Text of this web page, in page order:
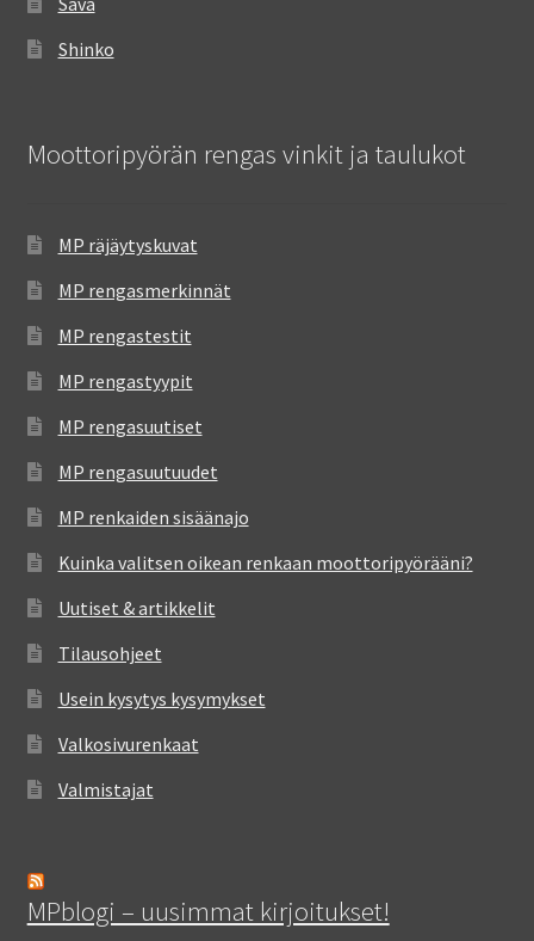
Shinko
Moottoripyörän rengas vinkit ja taulukot
MP räjäytyskuvat
MP rengasmerkinnät
MP rengastestit
MP rengastyypit
MP rengasuutiset
MP rengasuutuudet
MP renkaiden sisäänajo
Kuinka valitsen oikean renkaan moottoripyörääni?
Uutiset & artikkelit
Tilausohjeet
Usein kysytys kysymykset
Valkosivurenkaat
Valmistajat
MPblogi – uusimmat kirjoitukset!